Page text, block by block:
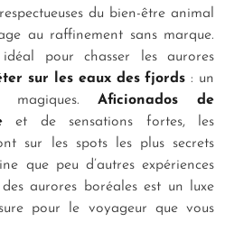
du bien-être animal
au raffinement sans marque.
pour chasser les aurores
sur les eaux des fjords : un
magiques.Aficionados de
et de sensations fortes, les
sur les spots les plus secrets
que peu d’autres expériences
aurores boréales est un luxe
pour le voyageur que vous